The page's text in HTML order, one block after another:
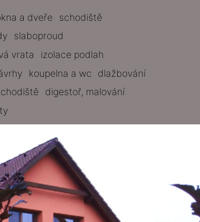
a dveře
schodiště
slaboproud
vrata
izolace podlah
koupelna a wc dlažbování
digestoř, malování